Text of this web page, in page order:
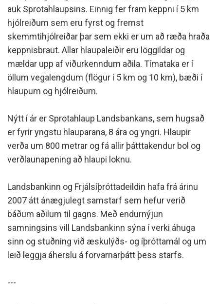
auk Sprotahlaupsins. Einnig fer fram keppni í 5 km
hjólreiðum sem eru fyrst og fremst
skemmtihjólreiðar þar sem ekki er um að ræða hraða
keppnisbraut. Allar hlaupaleiðir eru löggildar og
mældar upp af viðurkenndum aðila. Tímataka er í
öllum vegalengdum (flögur í 5 km og 10 km), bæði í
hlaupum og hjólreiðum.
Nýtt í ár er Sprotahlaup Landsbankans, sem hugsað
er fyrir yngstu hlauparana, 8 ára og yngri. Hlaupir
verða um 800 metrar og fá allir þátttakendur bol og
verðlaunapening að hlaupi loknu.
Landsbankinn og Frjálsíþróttadeildin hafa frá árinu
2007 átt ánægjulegt samstarf sem hefur verið
báðum aðilum til gagns. Með endurnýjun
samningsins vill Landsbankinn sýna í verki áhuga
sinn og stuðning við æskulýðs- og íþróttamál og um
leið leggja áherslu á forvarnarþátt þess starfs.
---